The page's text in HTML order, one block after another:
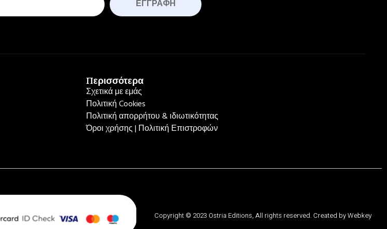
ΕΓΓΡΑΦΉ
Περισσότερα
Σχετικά με εμάς
Πολιτική Cookies
Πολιτική απορρήτου & ιδιωτικότητας
Όροι χρήσης | Πολιτική Επιστροφών
Copyright © 2023 Ostria Editions, All rights reserved. Created byWebkey